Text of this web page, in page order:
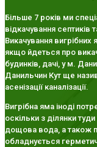
Більше 7 років ми
відкачування септиків
Викачування вигрібних
якщо йдеться про
будинків, дачі, у м.
Данильчин Кут ще
асенізації каналізації.
Вигрібна яма іноді
оскільки з ділянки туди
дощова вода, а також
обладнується